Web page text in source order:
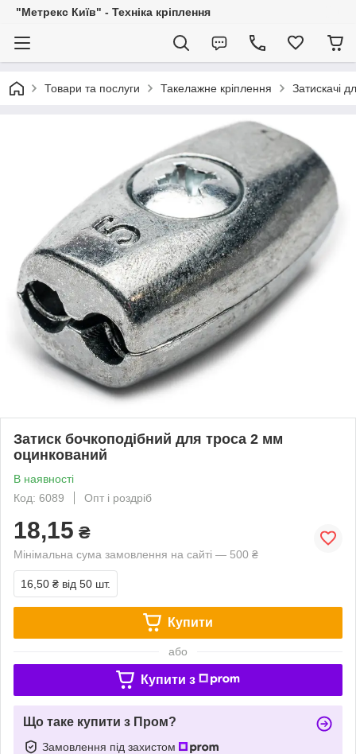
"Метрекс Київ" - Техніка кріплення
Товари та послуги Такелажне кріплення Затискачі
Затиск бочкоподібний для троса 2 мм
оцинкований
В наявності
Код: 6089
Опт і роздріб
18,15 ₴
Мінімальна сума замовлення на сайті — 500 ₴
16,50 ₴ від 50 шт.
Купити
або
Купити з
Що таке купити з Пром?
Замовлення під захистом